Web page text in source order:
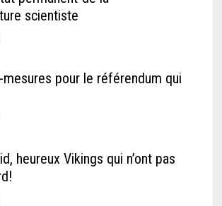
scientiste
mesures pour le référendum qui
heureux Vikings qui n’ont pas